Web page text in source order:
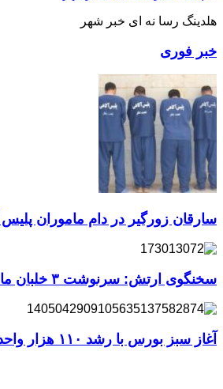
هلدینگ رسا نه ای خبر شهر
خبر فوری
سارقان زورگیر در دام ماموران
سخنگوی ارتش: سرنوشت ۳ خلبان ما هنوز مشخص نیست
آغاز سبز بورس با رشد ۱۱۰ هزار واحدی شاخص کل